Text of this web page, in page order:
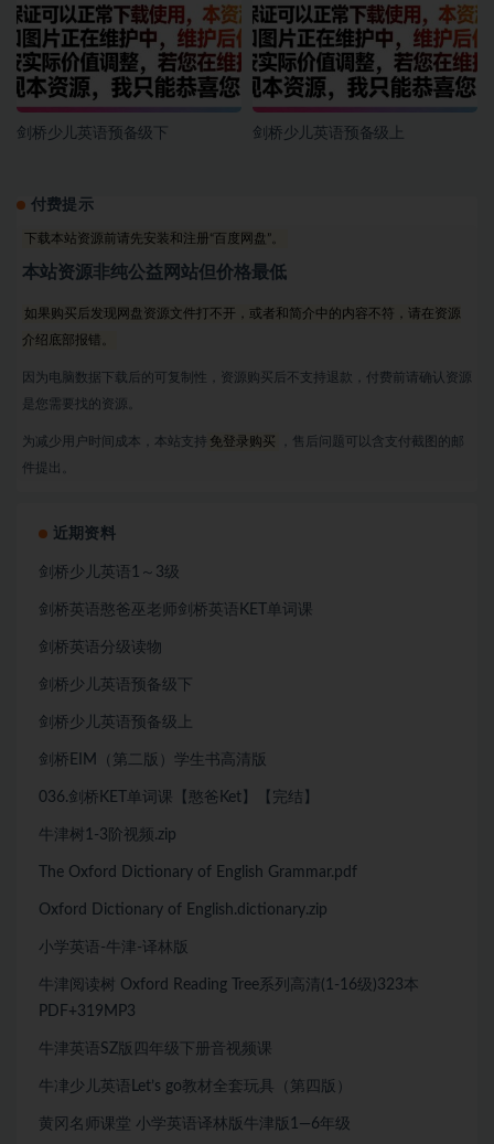
剑桥少儿英语预备级下 剑桥少儿英语预备级上
付费提示
下载本站资源前请先安装和注册“百度网盘”。
本站资源非纯公益网站但价格最低
如果购买后发现网盘资源文件打不开，或者和简介中的内容不符，请在资源
介绍底部报错。
因为电脑数据下载后的可复制性，资源购买后不支持退款，付费前请确认资源
是您需要找的资源。
为减少用户时间成本，本站支持 免登录购买
，售后问题可以含支付截图的邮
件提出。
近期资料
剑桥少儿英语1～3级
剑桥英语憨爸巫老师剑桥英语KET单词课
剑桥英语分级读物
剑桥少儿英语预备级下
剑桥少儿英语预备级上
剑桥EIM（第二版）学生书高清版
036.剑桥KET单词课【憨爸Ket】【完结】
牛津树1-3阶视频.zip
The Oxford Dictionary of English Grammar.pdf
Oxford Dictionary of English.dictionary.zip
小学英语-牛津-译林版
牛津阅读树 Oxford Reading Tree系列高清(1-16级)323本
PDF+319MP3
牛津英语SZ版四年级下册音视频课
牛冿少儿英语Let’s go教材全套玩具（第四版）
黄冈名师课堂 小学英语译林版牛津版1—6年级